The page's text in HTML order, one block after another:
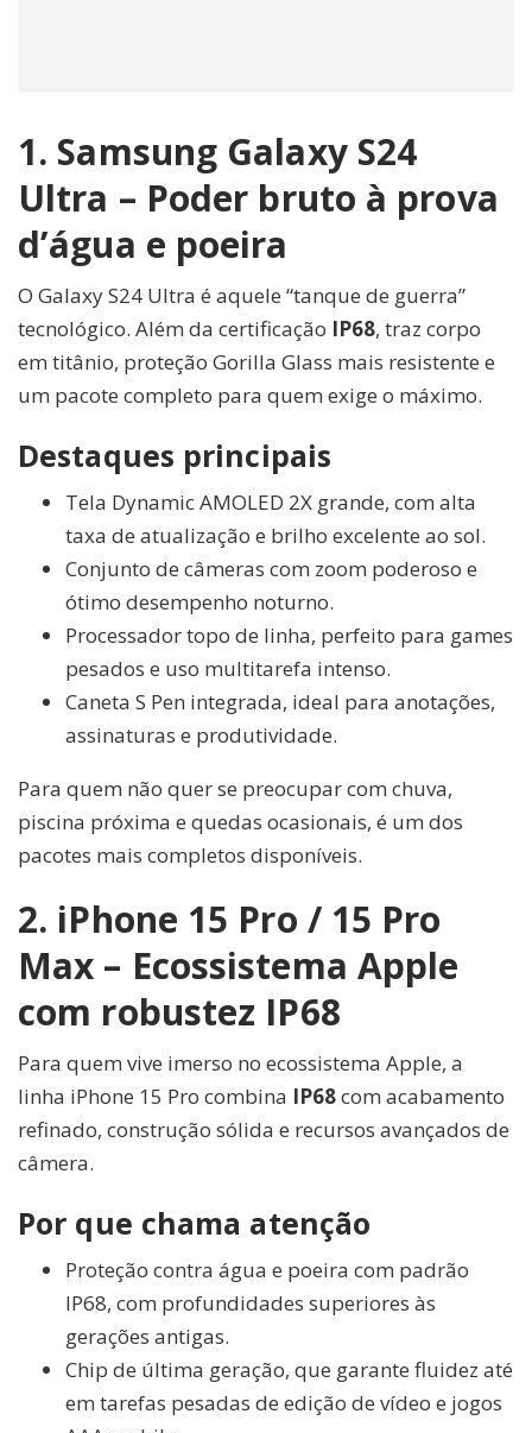
1. Samsung Galaxy S24
Ultra – Poder bruto à prova
d’água e poeira
O Galaxy S24 Ultra é aquele “tanque de guerra”
tecnológico. Além da certificação IP68, traz corpo
em titânio, proteção Gorilla Glass mais resistente e
um pacote completo para quem exige o máximo.
Destaques principais
Tela Dynamic AMOLED 2X grande, com alta
taxa de atualização e brilho excelente ao sol.
Conjunto de câmeras com zoom poderoso e
ótimo desempenho noturno.
Processador topo de linha, perfeito para games
pesados e uso multitarefa intenso.
Caneta S Pen integrada, ideal para anotações,
assinaturas e produtividade.
Para quem não quer se preocupar com chuva,
piscina próxima e quedas ocasionais, é um dos
pacotes mais completos disponíveis.
2. iPhone 15 Pro / 15 Pro
Max – Ecossistema Apple
com robustez IP68
Para quem vive imerso no ecossistema Apple, a
linha iPhone 15 Pro combina IP68com acabamento
refinado, construção sólida e recursos avançados de
câmera.
Por que chama atenção
Proteção contra água e poeira com padrão
IP68, com profundidades superiores às
gerações antigas.
Chip de última geração, que garante fluidez até
em tarefas pesadas de edição de vídeo e jogos